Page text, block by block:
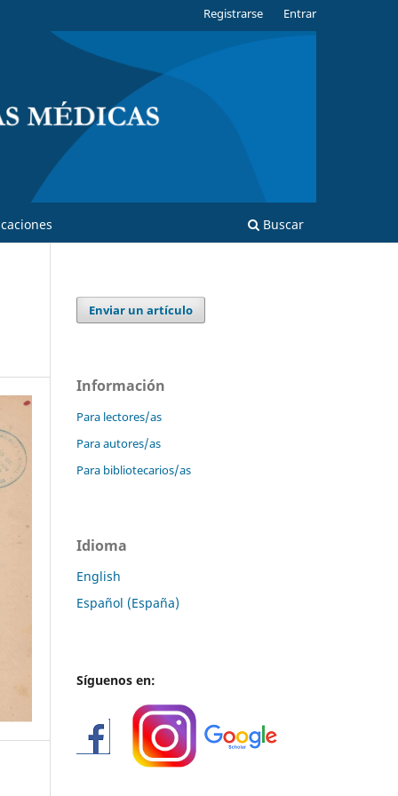
Buscar
Registrarse Entrar
Enviar un artículo
Información
Para lectores/as
Para autores/as
Para bibliotecarios/as
Idioma
English
Español (España)
Síguenos en: